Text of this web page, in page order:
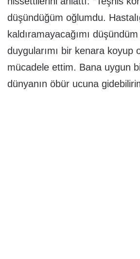
düşündüğüm oğlumdu.
kaldıramayacağımı
duygularımı bir kenara koyup
mücadele ettim. Bana uygun
dünyanın öbür ucuna